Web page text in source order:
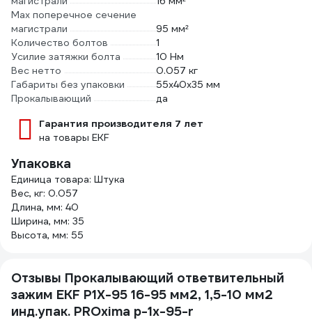
Мах поперечное сечение
магистрали
95 мм²
Количество болтов
1
Усилие затяжки болта
10 Нм
Вес нетто
0.057 кг
Габариты без упаковки
55х40х35 мм
Прокалывающий
да
Гарантия производителя 7 лет
на товары EKF
Упаковка
Единица товара: Штука
Вес, кг: 0.057
Длина, мм: 40
Ширина, мм: 35
Высота, мм: 55
Отзывы Прокалывающий ответвительный
зажим EKF P1X-95 16-95 мм2, 1,5-10 мм2
инд.упак. PROxima p-1x-95-r